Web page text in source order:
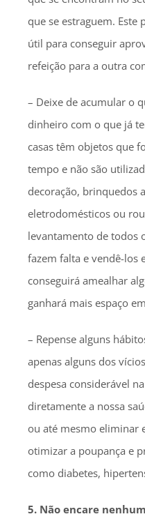
que se estraguem. Este
útil para conseguir
refeição para a outra
– Deixe de acumular o
dinheiro com o que já
casas têm objetos que
tempo e não são
decoração, brinquedos
eletrodomésticos ou
levantamento de todos
fazem falta e vendê-los
conseguirá amealhar
ganhará mais espaço
– Repense alguns
apenas alguns dos
despesa considerável
diretamente a nossa
ou até mesmo eliminar
otimizar a poupança e
como diabetes,
5. Não encare